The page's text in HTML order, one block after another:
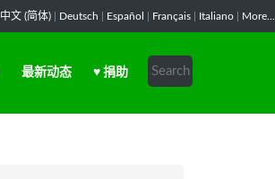
中文 (简体) Deutsch Español Français Italiano More...
最新动态 ♥ 捐助